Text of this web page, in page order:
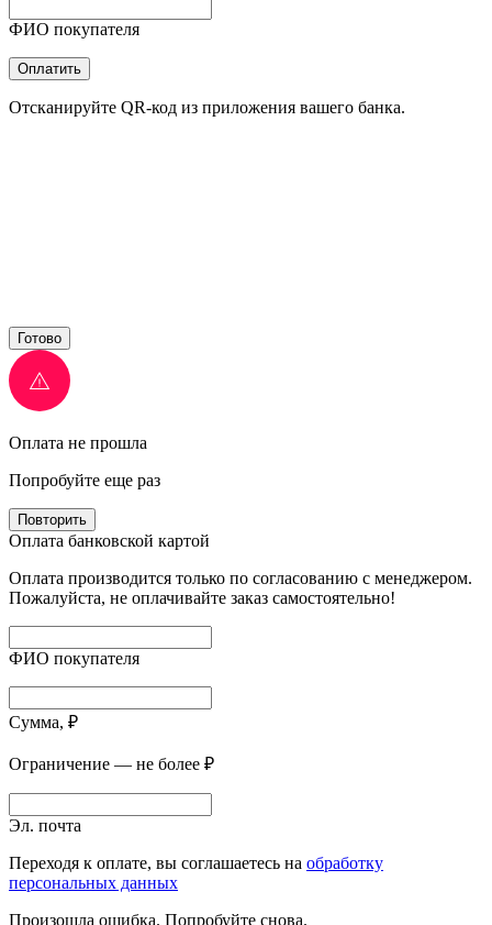
ФИО покупателя
Оплатить
Отсканируйте QR-код из приложения вашего банка.
Готово
Оплата не прошла
Попробуйте еще раз
Повторить
Оплата банковской картой
Оплата производится только по согласованию с менеджером.
Пожалуйста, не оплачивайте заказ самостоятельно!
ФИО покупателя
Сумма, ₽
Ограничение — не более ₽
Эл. почта
Переходя к оплате, вы соглашаетесь на обработку
персональных данных
Произошла ошибка. Попробуйте снова.